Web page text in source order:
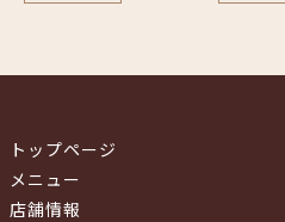
トップページ
メニュー
店舗情報